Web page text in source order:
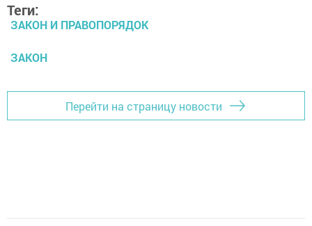
Теги:
ЗАКОН И ПРАВОПОРЯДОК
ЗАКОН
Перейти на страницу новости